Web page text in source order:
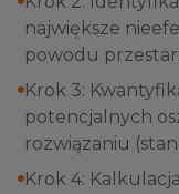
największe
powodu
Krok 3:
potencjalnych
rozwiązaniu
Krok 4: